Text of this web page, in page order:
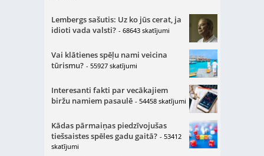
Lembergs sašutis: Uz ko jūs cerat, ja
idioti vada valsti? - 68643 skatījumi
Vai klātienes spēļu nami veicina
tūrismu? - 55927 skatījumi
Interesanti fakti par vecākajiem
biržu namiem pasaulē - 54458 skatījumi
Kādas pārmaiņas piedzīvojušas
tiešsaistes spēles gadu gaitā? - 53412
skatījumi